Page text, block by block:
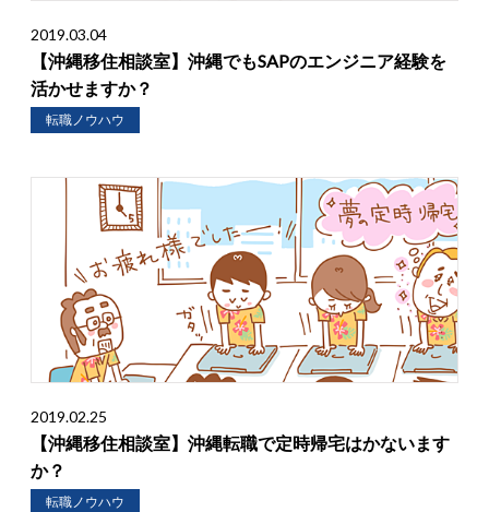
2019.03.04
【沖縄移住相談室】沖縄でもSAPのエンジニア経験を
活かせますか？
転職ノウハウ
2019.02.25
【沖縄移住相談室】沖縄転職で定時帰宅はかないます
か？
転職ノウハウ